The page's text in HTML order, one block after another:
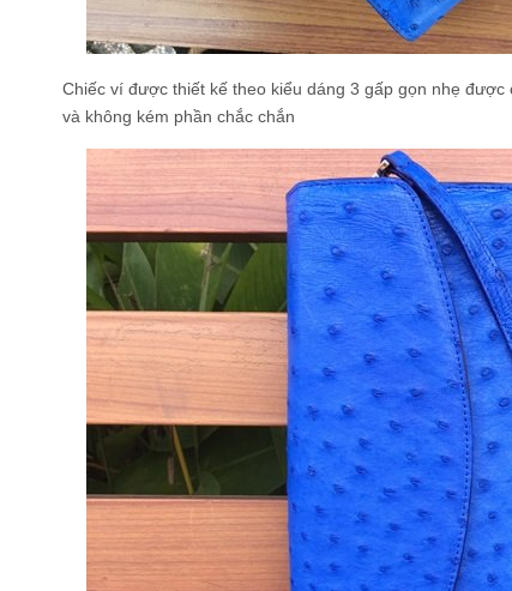
Chiếc ví được thiết kế theo kiểu dáng 3 gấp gọn nhẹ
và không kém phần chắc chắn